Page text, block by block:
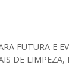
FUTURA E
DE LIMPEZA,